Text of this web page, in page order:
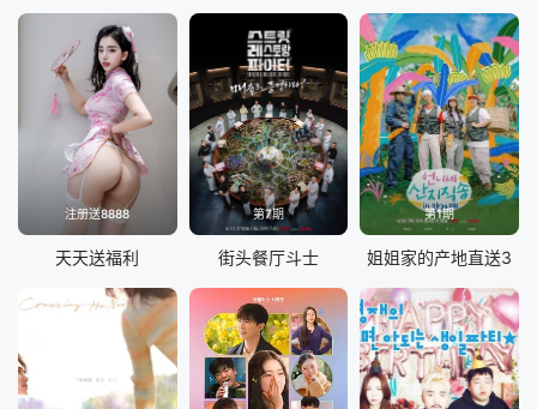
注册送8888
天天送福利
第7期
街头餐厅斗士
第1期
姐姐家的产地直送3